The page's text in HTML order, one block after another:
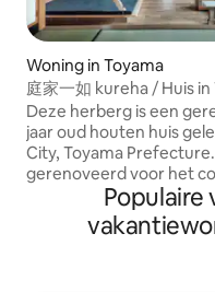
Woning in Toyama
庭家一如 kureha / Huis
Deze herberg is een
jaar oud houten huis
City, Toyama
gerenoveerd voor het
moderne tijd, met
goedheid van het oude
beschikt over een
Populaire